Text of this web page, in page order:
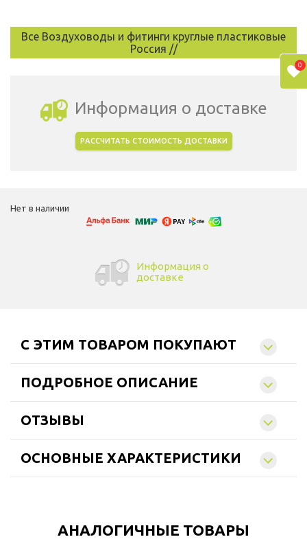
Все Воздуховоды и фитинги круглые пластиковые
Россия //
Информация о доставке
РАССЧИТАТЬ СТОИМОСТЬ ДОСТАВКИ
Нет в наличии
Информация о
доставке
C ЭТИМ ТОВАРОМ ПОКУПАЮТ
ПОДРОБНОЕ ОПИСАНИЕ
ОТЗЫВЫ
ОСНОВНЫЕ ХАРАКТЕРИСТИКИ
АНАЛОГИЧНЫЕ ТОВАРЫ
0